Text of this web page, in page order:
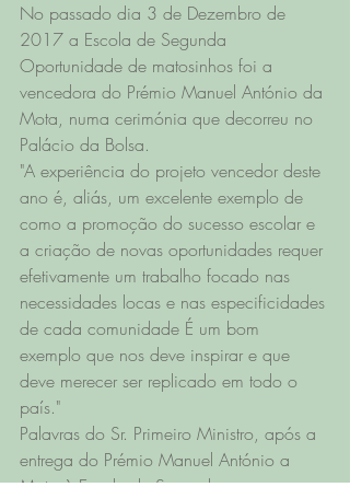
No passado dia 3 de Dezembro de
2017 a Escola de Segunda
Oportunidade de matosinhos foi a
vencedora do Prémio Manuel António da
Mota, numa cerimónia que decorreu no
Palácio da Bolsa.
"A experiência do projeto vencedor deste
ano é, aliás, um excelente exemplo de
como a promoção do sucesso escolar e
a criação de novas oportunidades requer
efetivamente um trabalho focado nas
necessidades locas e nas especificidades
de cada comunidade É um bom
exemplo que nos deve inspirar e que
deve merecer ser replicado em todo o
país."
Palavras do Sr. Primeiro Ministro, após a
entrega do Prémio Manuel António a